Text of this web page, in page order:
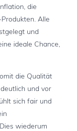
die
Alle
und
ideale Chance,
die Qualität
und vor
sich fair und
wiederum